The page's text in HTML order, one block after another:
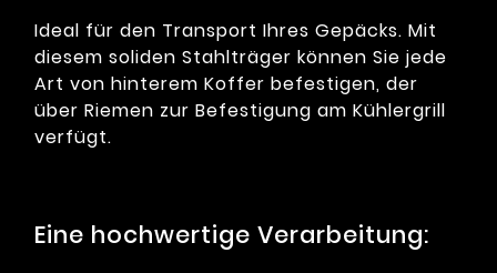
Ideal für den Transport Ihres Gepäcks. Mit
diesem soliden Stahlträger können Sie jede
Art von hinterem Koffer befestigen, der
über Riemen zur Befestigung am Kühlergrill
verfügt.
Eine hochwertige Verarbeitung: